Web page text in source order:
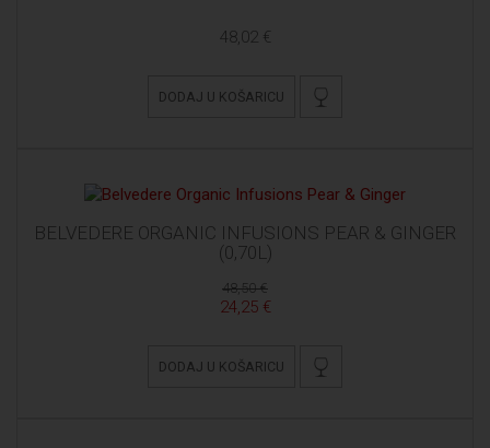
48,02 €
DODAJ U KOŠARICU
BELVEDERE ORGANIC INFUSIONS PEAR & GINGER
(0,70L)
48,50 €
24,25 €
DODAJ U KOŠARICU